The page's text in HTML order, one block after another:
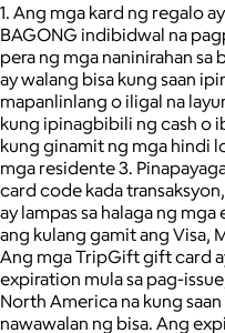
1. Ang mga kard ng regalo
BAGONG indibidwal na
pera ng mga naninirahan sa
ay walang bisa kung saan
mapanlinlang o iligal na
kung ipinagbibili ng cash o
kung ginamit ng mga hindi
mga residente 3.
card code kada
ay lampas sa halaga ng
ang kulang gamit ang Visa,
Ang mga TripGift gift card
expiration mula sa pag-
North America na kung
nawawalan ng bisa. Ang